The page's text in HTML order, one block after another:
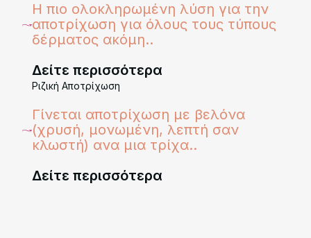
H πιο ολοκληρωμένη λύση για την
αποτρίχωση για όλους τους τύπους
δέρματος ακόμη..
Δείτε περισσότερα
Ριζική Αποτρίχωση
Γίνεται αποτρίχωση με βελόνα
(χρυσή, μονωμένη, λεπτή σαν
κλωστή) ανα μια τρίχα..
Δείτε περισσότερα